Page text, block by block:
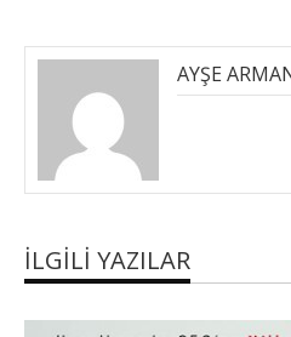
AYŞE
İLGILI YAZILAR